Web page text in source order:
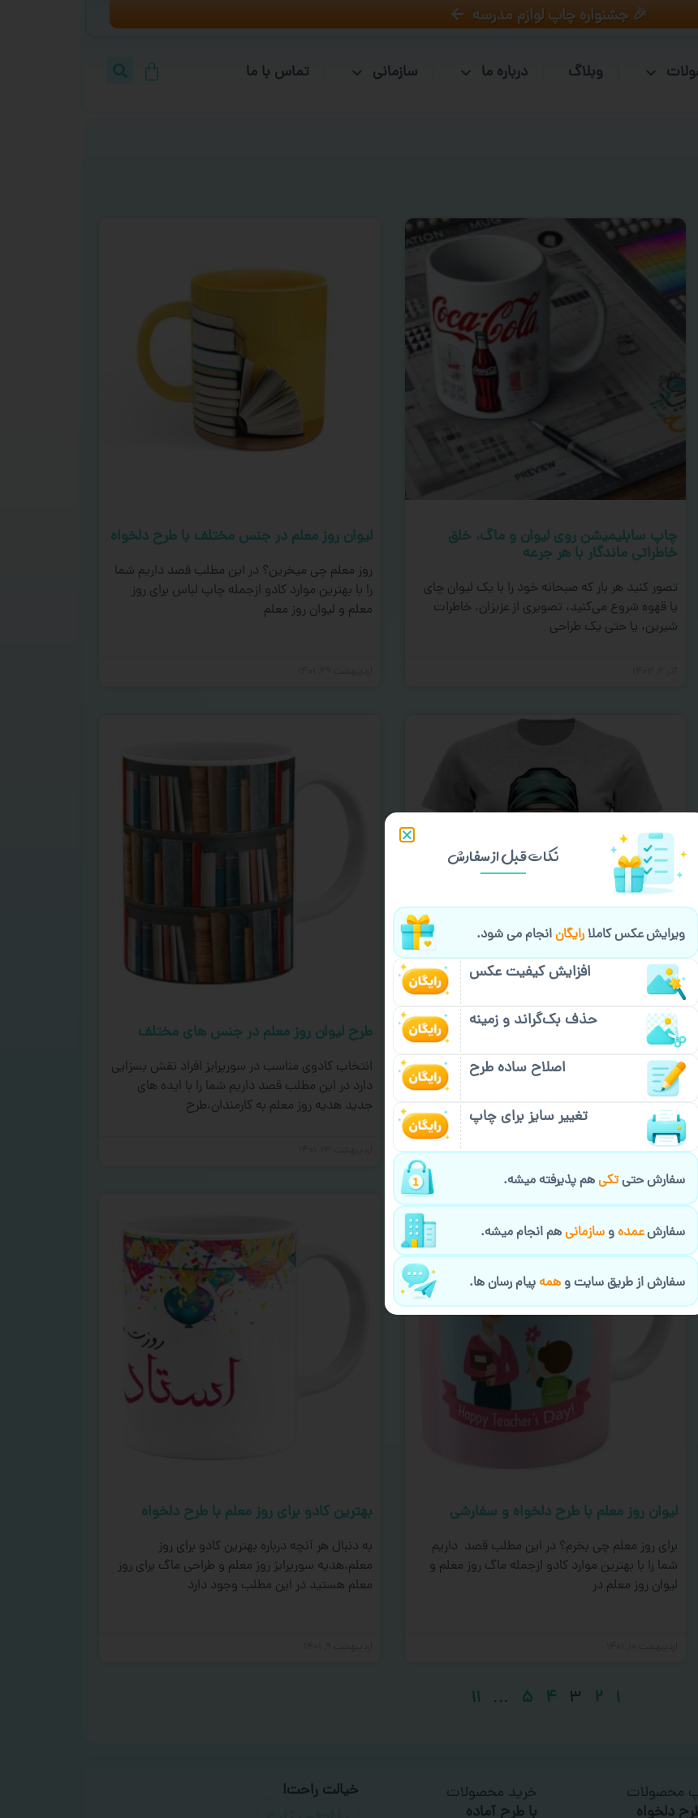
🎉 جشنواره چاپ لوازم مدرسه
وبلاگ درباره ما سازمانی تماس با ما
چاپ سابلیمیشن روی لیوان و ماگ، خلق
خاطراتی ماندگار با هر جرعه
تصور کنید هر بار که صبحانه خود را با یک لیوان چای
یا قهوه شروع می‌کنید، تصویری از عزیزان، خاطرات
شیرین، یا حتی یک طراحی
لیوان روز معلم در جنس مختلف با طرح دلخواه
روز معلم چی میخرین؟ در این مطلب قصد داریم شما
را با بهترین موارد کادو ازجمله چاپ لباس برای روز
معلم و لیوان روز معلم
هدیه روز پرستار در طرح دلخواه و سفارشی
انتخاب کادو مناسبتی از اهمیت بالایی برخوردار است
و در این مطلب قصد داریم شما را با هدیه روز پرستار،
ازجمله ماگ با طرح روز
اردیبهشت ۱۷, ۱۴۰۱
طرح لیوان روز معلم در جنس های مختلف
انتخاب کادوی مناسب در سورپرایز افراد نقش بسزایی
دارد در این مطلب قصد داریم شما را با ایده های
جدید هدیه روز معلم به کارمندان،طرح
لیوان روز معلم با طرح دلخواه و سفارشی
برای روز معلم چی بخرم؟ در این مطلب قصد داریم
شما را با بهترین موارد کادو ازجمله ماگ روز معلم و
لیوان روز معلم در
بهترین کادو برای روز معلم با طرح دلخواه
به دنبال هر آنچه درباره بهترین کادو برای روز
معلم،هدیه سورپرایز روز معلم و طراحی ماگ برای روز
معلم هستید در این مطلب وجود دارد
۱ ۲ ۳ ۴ ۵ … ۱۱
محصولات
دلخواه
خرید محصولات
با طرح آماده
خیالت راحت!
نکات قبل از سفارش
ویرایش عکس کاملارایگانانجام می شود.
افزایش کیفیت عکس
حذف بک‌گراند و زمینه
اصلاح ساده طرح
تغییر سایز برای چاپ
سفارش حتیتکیهم پذیرفته میشه.
سفارشعمدهوسازمانیهم انجام میشه.
سفارش از طریق سایت وهمهپیام رسان ها.